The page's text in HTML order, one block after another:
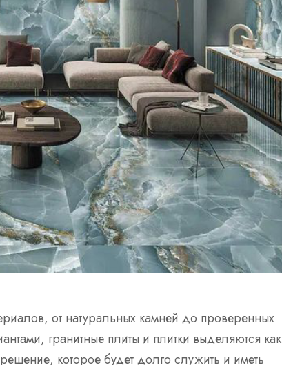
от натуральных камней до проверенных
гранитные плиты и плитки выделяются как
которое будет долго служить и иметь